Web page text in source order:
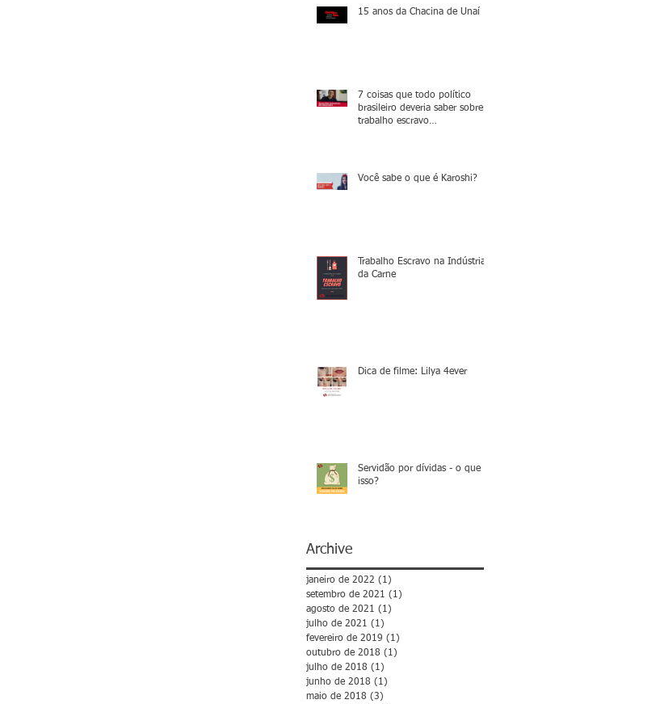
15 anos da Chacina de Unaí
7 coisas que todo político
brasileiro deveria saber sobre o
trabalho escravo
Você sabe o que é Karoshi?
Trabalho Escravo na Indústria
da Carne
Dica de filme: Lilya 4ever
Servidão por dívidas - o que é
isso?
Archive
janeiro de 2022 (1)
setembro de 2021 (1)
agosto de 2021 (1)
julho de 2021 (1)
fevereiro de 2019 (1)
outubro de 2018 (1)
julho de 2018 (1)
junho de 2018 (1)
maio de 2018 (3)